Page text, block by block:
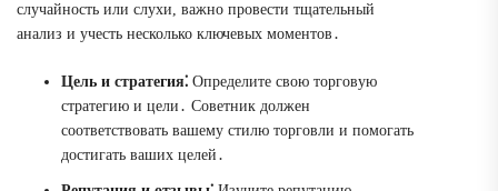
случайность или слухи, важно провести тщательный
анализ и учесть несколько ключевых моментов․
Цель и стратегия⁚ Определите свою торговую
стратегию и цели․ Советник должен
соответствовать вашему стилю торговли и помогать
достигать ваших целей․